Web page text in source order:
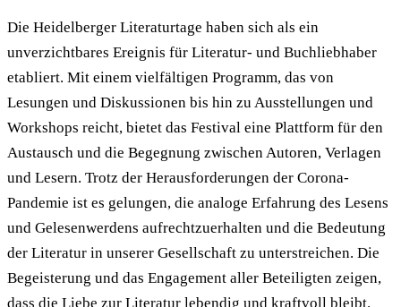
Die Heidelberger Literaturtage haben sich als ein
unverzichtbares Ereignis für Literatur- und Buchliebhaber
etabliert. Mit einem vielfältigen Programm, das von
Lesungen und Diskussionen bis hin zu Ausstellungen und
Workshops reicht, bietet das Festival eine Plattform für den
Austausch und die Begegnung zwischen Autoren, Verlagen
und Lesern. Trotz der Herausforderungen der Corona-
Pandemie ist es gelungen, die analoge Erfahrung des Lesens
und Gelesenwerdens aufrechtzuerhalten und die Bedeutung
der Literatur in unserer Gesellschaft zu unterstreichen. Die
Begeisterung und das Engagement aller Beteiligten zeigen,
dass die Liebe zur Literatur lebendig und kraftvoll bleibt.